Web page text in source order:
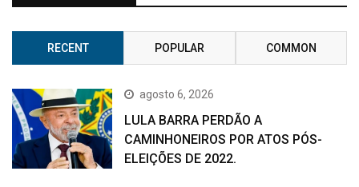
RECENT POPULAR COMMON
agosto 6, 2026
LULA BARRA PERDÃO A
CAMINHONEIROS POR ATOS PÓS-
ELEIÇÕES DE 2022.